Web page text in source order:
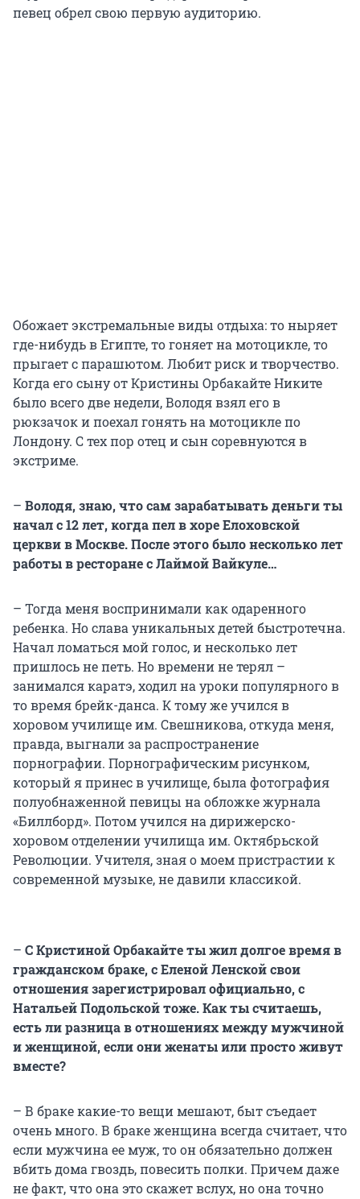
певец обрел свою первую аудиторию.
Обожает экстремальные виды отдыха: то ныряет
где-нибудь в Египте, то гоняет на мотоцикле, то
прыгает с парашютом. Любит риск и творчество.
Когда его сыну от Кристины Орбакайте Никите
было всего две недели, Володя взял его в
рюкзачок и поехал гонять на мотоцикле по
Лондону. С тех пор отец и сын соревнуются в
экстриме.
– Володя, знаю, что сам зарабатывать деньги ты
начал с 12 лет, когда пел в хоре Елоховской
церкви в Москве. После этого было несколько лет
работы в ресторане с Лаймой Вайкуле…
– Тогда меня воспринимали как одаренного
ребенка. Но слава уникальных детей быстротечна.
Начал ломаться мой голос, и несколько лет
пришлось не петь. Но времени не терял –
занимался каратэ, ходил на уроки популярного в
то время брейк-данса. К тому же учился в
хоровом училище им. Свешникова, откуда меня,
правда, выгнали за распространение
порнографии. Порнографическим рисунком,
который я принес в училище, была фотография
полуобнаженной певицы на обложке журнала
«Биллборд». Потом учился на дирижерско-
хоровом отделении училища им. Октябрьской
Революции. Учителя, зная о моем пристрастии к
современной музыке, не давили классикой.
– С Кристиной Орбакайте ты жил долгое время в
гражданском браке, с Еленой Ленской свои
отношения зарегистрировал официально, с
Натальей Подольской тоже. Как ты считаешь,
есть ли разница в отношениях между мужчиной
и женщиной, если они женаты или просто живут
вместе?
– В браке какие-то вещи мешают, быт съедает
очень много. В браке женщина всегда считает, что
если мужчина ее муж, то он обязательно должен
вбить дома гвоздь, повесить полки. Причем даже
не факт, что она это скажет вслух, но она точно